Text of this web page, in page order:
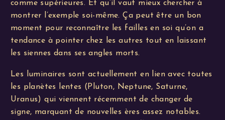
comme supérieures. Et qu’il vaut mieux chercher à
montrer l’exemple soi-même. Ça peut être un bon
moment pour reconnaître les failles en soi qu’on a
tendance à pointer chez les autres tout en laissant
les siennes dans ses angles morts.
Les luminaires sont actuellement en lien avec toutes
les planètes lentes (Pluton, Neptune, Saturne,
Uranus) qui viennent récemment de changer de
signe, marquant de nouvelles ères assez notables.